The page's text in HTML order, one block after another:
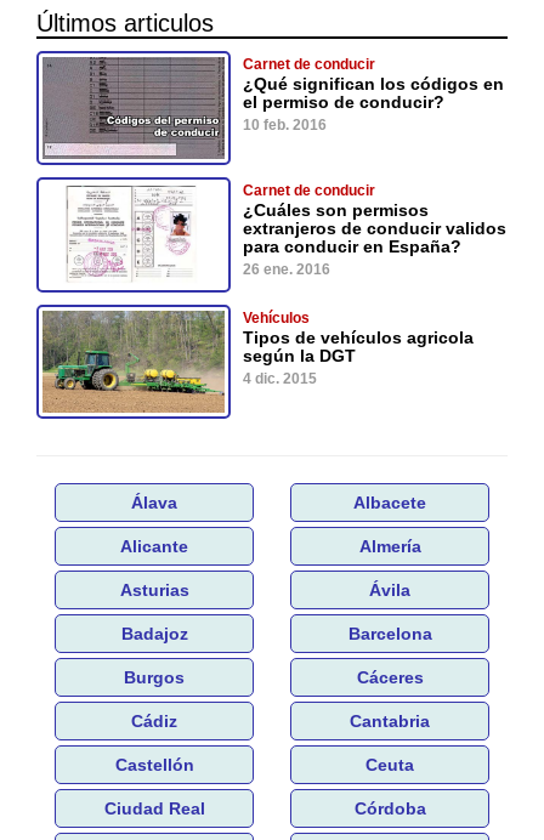
Últimos articulos
Carnet de conducir
¿Qué significan los códigos en
el permiso de conducir?
10 feb. 2016
Carnet de conducir
¿Cuáles son permisos
extranjeros de conducir validos
para conducir en España?
26 ene. 2016
Vehículos
Tipos de vehículos agricola
según la DGT
4 dic. 2015
Álava Albacete
Alicante Almería
Asturias Ávila
Badajoz Barcelona
Burgos Cáceres
Cádiz Cantabria
Castellón Ceuta
Ciudad Real Córdoba